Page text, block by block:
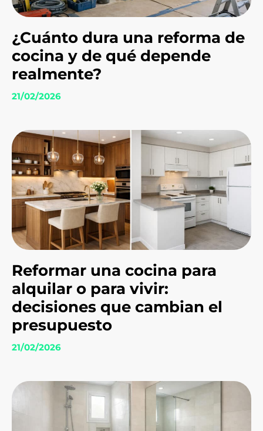
¿Cuánto dura una reforma de
cocina y de qué depende
realmente?
21/02/2026
Reformar una cocina para
alquilar o para vivir:
decisiones que cambian el
presupuesto
21/02/2026